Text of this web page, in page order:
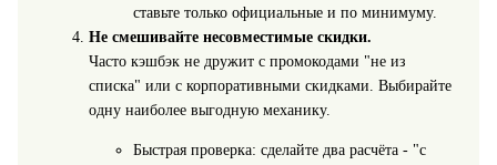
ставьте только официальные и по минимуму.
Не смешивайте несовместимые скидки.
Часто кэшбэк не дружит с промокодами "не из
списка" или с корпоративными скидками. Выбирайте
одну наиболее выгодную механику.
Быстрая проверка: сделайте два расчёта - "с